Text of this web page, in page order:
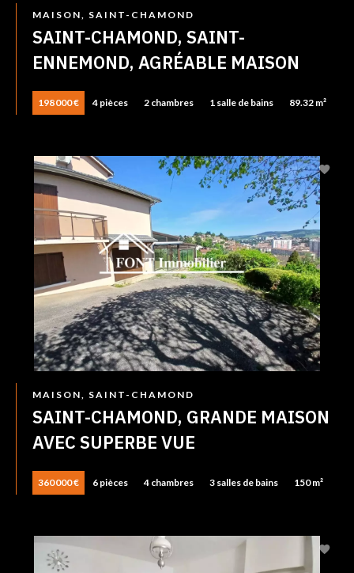
MAISON, SAINT-CHAMOND
SAINT-CHAMOND, SAINT-
ENNEMOND, AGRÉABLE MAISON
198 000 € 4 pièces 2 chambres 1 salle de bains 89.32 m²
MAISON, SAINT-CHAMOND
SAINT-CHAMOND, GRANDE MAISON
AVEC SUPERBE VUE
360 000 € 6 pièces 4 chambres 3 salles de bains 150 m²